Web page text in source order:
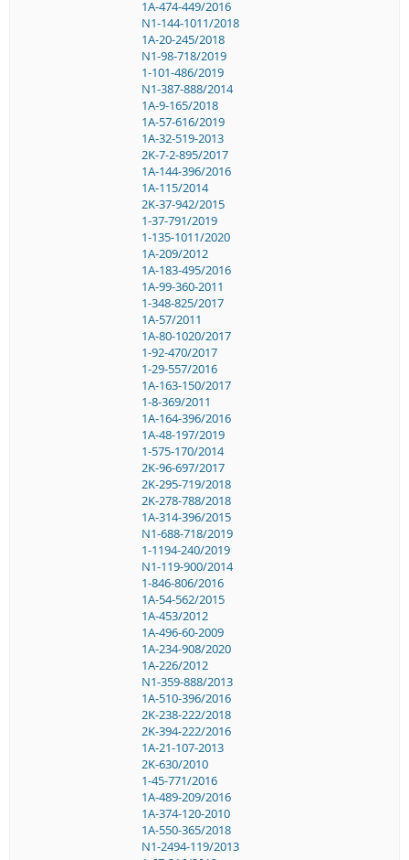
1A-474-449/2016
N1-144-1011/2018
1A-20-245/2018
N1-98-718/2019
1-101-486/2019
N1-387-888/2014
1A-9-165/2018
1A-57-616/2019
1A-32-519-2013
2K-7-2-895/2017
1A-144-396/2016
1A-115/2014
2K-37-942/2015
1-37-791/2019
1-135-1011/2020
1A-209/2012
1A-183-495/2016
1A-99-360-2011
1-348-825/2017
1A-57/2011
1A-80-1020/2017
1-92-470/2017
1-29-557/2016
1A-163-150/2017
1-8-369/2011
1A-164-396/2016
1A-48-197/2019
1-575-170/2014
2K-96-697/2017
2K-295-719/2018
2K-278-788/2018
1A-314-396/2015
N1-688-718/2019
1-1194-240/2019
N1-119-900/2014
1-846-806/2016
1A-54-562/2015
1A-453/2012
1A-496-60-2009
1A-234-908/2020
1A-226/2012
N1-359-888/2013
1A-510-396/2016
2K-238-222/2018
2K-394-222/2016
1A-21-107-2013
2K-630/2010
1-45-771/2016
1A-489-209/2016
1A-374-120-2010
1A-550-365/2018
N1-2494-119/2013